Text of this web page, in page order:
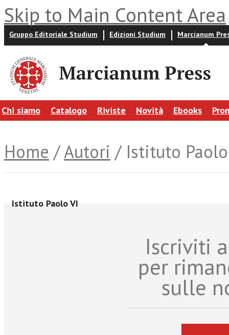
Skip to Main Content Area
Gruppo Editoriale Studium Edizioni Studium Marcianum
Chi siamo Catalogo Riviste Novità Ebooks
Home /Autori / Istituto
Istituto Paolo VI
Iscriviti
per
sulle